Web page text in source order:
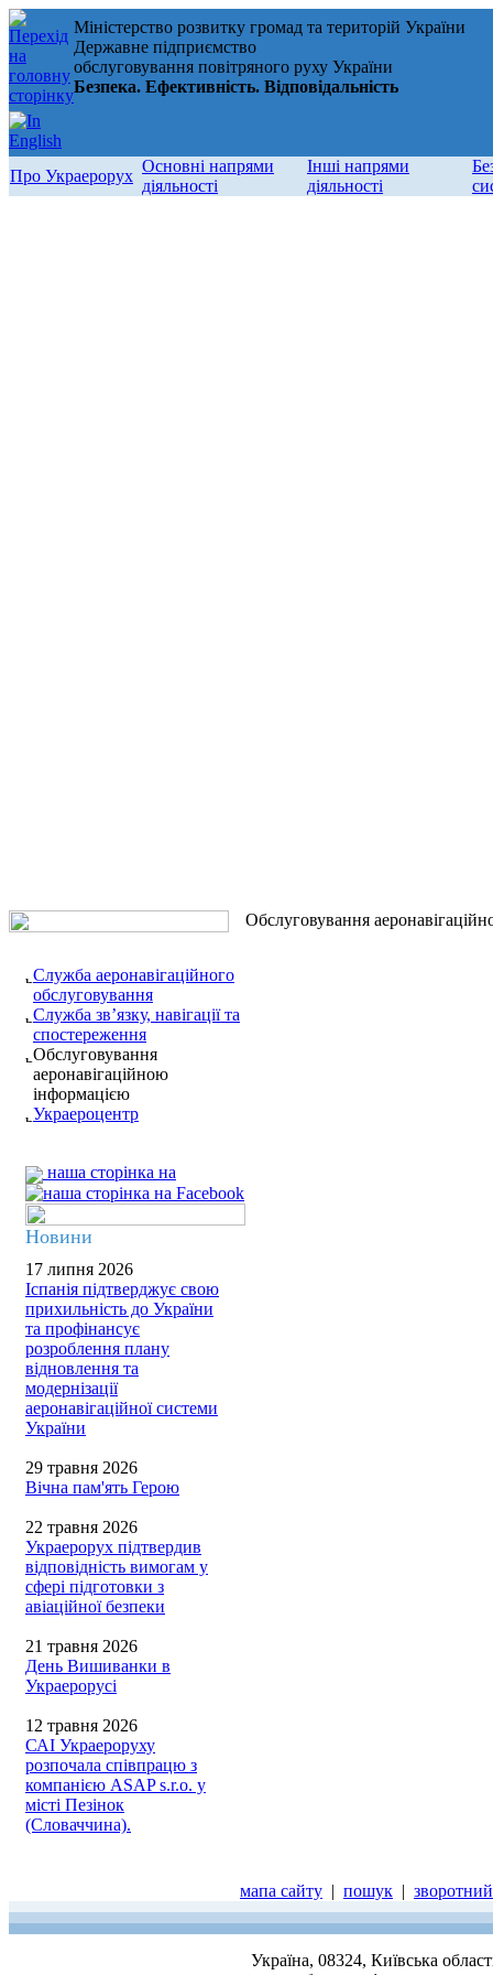
Міністерство розвитку громад та територій України
Державне підприємство
обслуговування повітряного руху України
Безпека. Ефективність. Відповідальність
Про Украерорух
Основні напрями
діяльності
Інші напрями
діяльності
Служба аеронавігаційного
обслуговування
Служба зв’язку, навігації та
спостереження
Обслуговування
аеронавігаційною
інформацією
Украероцентр
наша сторінка на
Новини
17 липня 2026
Іспанія підтверджує свою
прихильність до України
та профінансує
розроблення плану
відновлення та
модернізації
аеронавігаційної системи
України
29 травня 2026
Вічна пам'ять Герою
22 травня 2026
Украерорух підтвердив
відповідність вимогам у
сфері підготовки з
авіаційної безпеки
21 травня 2026
День Вишиванки в
Украерорусі
12 травня 2026
САІ Украероруху
розпочала співпрацю з
компанією ASAP s.r.o. у
місті Пезінок
(Словаччина).
Обслуговування
мапа сайту | пошук |
Україна, 08324, Київська